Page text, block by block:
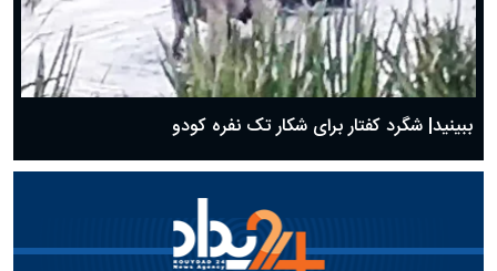
ببینید| شگرد کفتار برای شکار تک نفره کودو